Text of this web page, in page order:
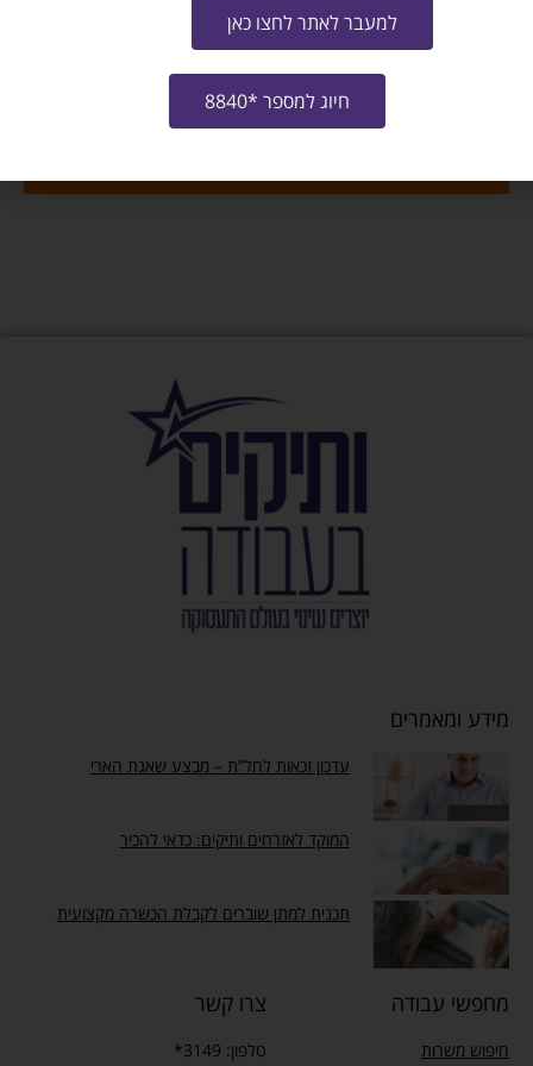
מייל
מידע ומאמרים
עדכון זכאות לחל”ת – מבצע שאגת הארי
המוקד לאזרחים ותיקים: כדאי להכיר
תכנית למתן שוברים לקבלת הכשרה מקצועית
מחפשי עבודה
חיפוש משרות
צרו קשר
טלפון: 3149*
למעבר לאתר לחצו כאן
חיוג למספר *8840